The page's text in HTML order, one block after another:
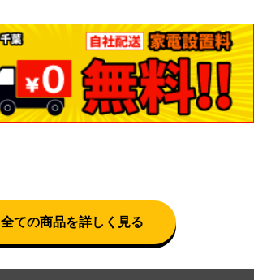
全ての商品を詳しく見る